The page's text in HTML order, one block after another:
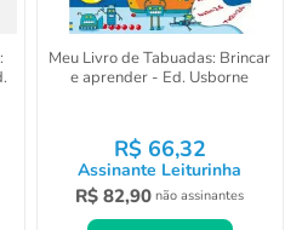
Meu Livro de Tabuadas: Brincar
e aprender - Ed. Usborne
R$ 66,32
Assinante Leiturinha
R$ 82,90 não assinantes